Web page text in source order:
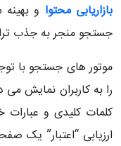
بازاریابی محتوا و
جستجو منجر به جذب
موتور های جستجو با
را به کاربران نمایش
کلمات کلیدی و
ارزیابی “اعتبار” یک